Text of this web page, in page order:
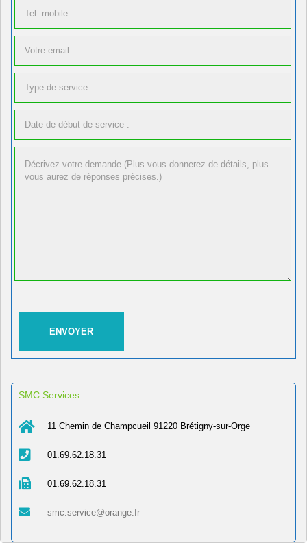
SMC Services
11 Chemin de Champcueil 91220 Brétigny-sur-Orge
01.69.62.18.31
01.69.62.18.31
smc.service@orange.fr